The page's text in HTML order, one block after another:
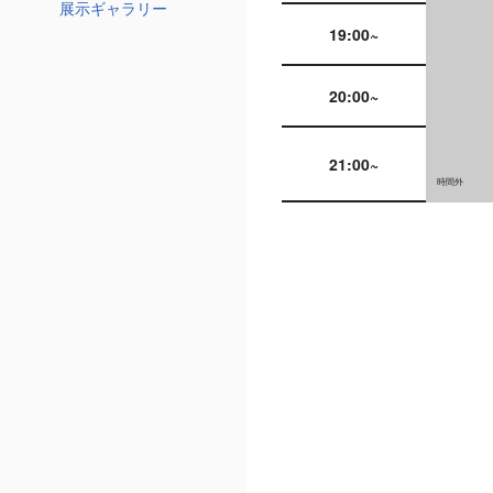
展示ギャラリー
19:00~
20:00~
21:00~
時間外